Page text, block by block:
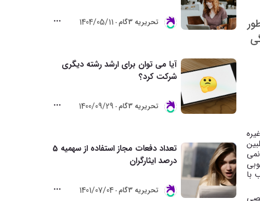
با
تحريريه 3گام 1404/05/11
آیا می توان برای ارشد رشته دیگری
شرکت کرد؟
تحريريه 3گام 1400/09/29
تعداد دفعات مجاز استفاده از سهمیه 5
درصد ایثارگران
تحريريه 3گام 1401/07/04